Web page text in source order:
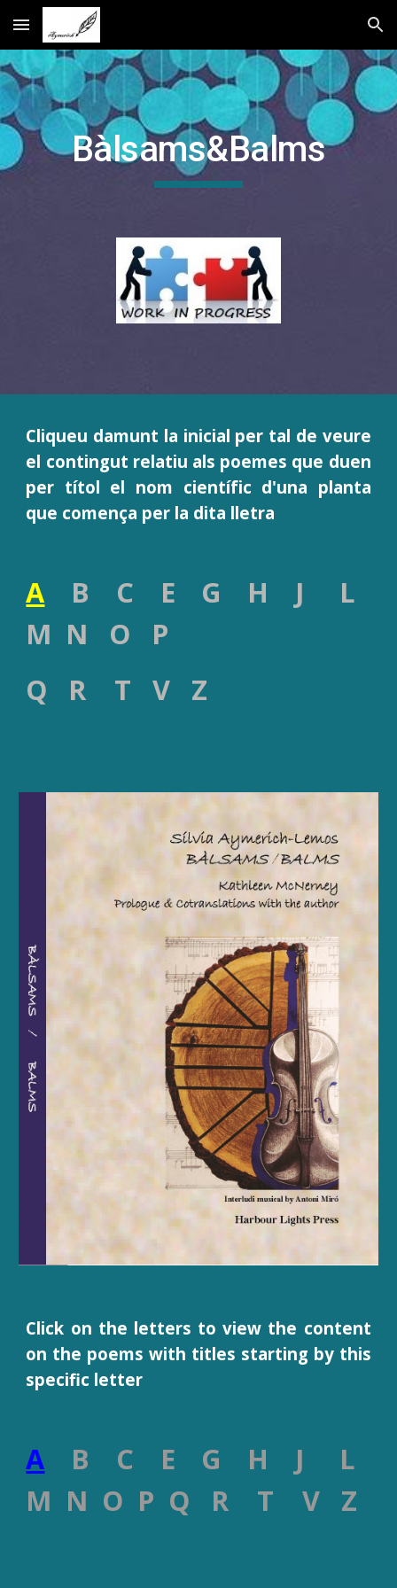
Skip to main content Skip to navigation
Bàlsams&Balms
Cliqueu damunt la inicial per tal de veure
el contingut relatiu als poemes que duen
per títol el nom científic d'una planta
que comença per la dita lletra
A
B C E G H J L
M N O P
Q R T V Z
Click on the letters to view the content
on the poems with titles starting by this
specific letter
A
B C E G H J L
M N O P Q R T V Z